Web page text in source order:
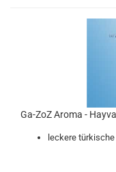
Ga-ZoZ Aroma -
leckere